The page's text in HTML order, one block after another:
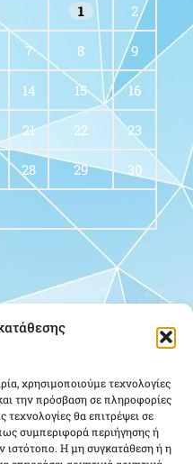
χρησιμοποιούμε τεχνολογίες
την πρόσβαση σε πληροφορίες
θα επιτρέψει σε
συμπεριφορά περιήγησης ή
ιστότοπο. Η μη συγκατάθεση ή η
1 2
7 8 9
14 15 16
21 22 23
28 29 30